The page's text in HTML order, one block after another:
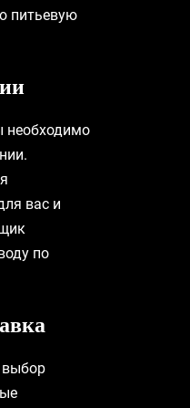
питьевую
необходимо
вас и
по
выбор